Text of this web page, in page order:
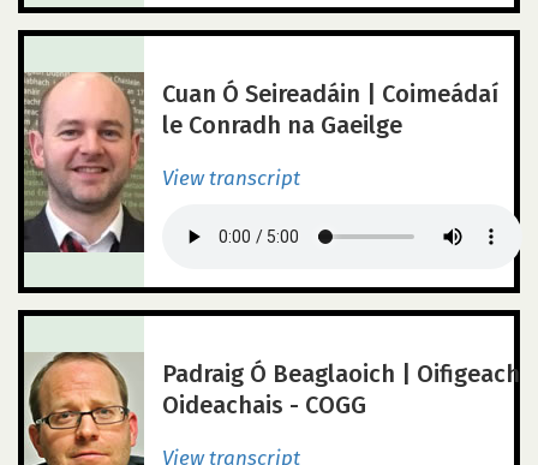
Cuan Ó Seireadáin | Coimeádaí
le Conradh na Gaeilge
View transcript
Padraig Ó Beaglaoich | Oifigeach
Oideachais - COGG
View transcript